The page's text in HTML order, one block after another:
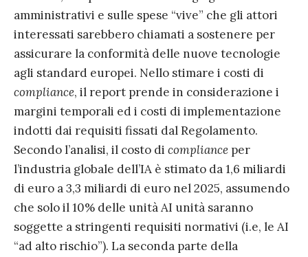
amministrativi e sulle spese “vive” che gli attori
interessati sarebbero chiamati a sostenere per
assicurare la conformità delle nuove tecnologie
agli standard europei. Nello stimare i costi di
compliance, il report prende in considerazione i
margini temporali ed i costi di implementazione
indotti dai requisiti fissati dal Regolamento.
Secondo l’analisi, il costo di compliance per
l’industria globale dell’IA è stimato da 1,6 miliardi
di euro a 3,3 miliardi di euro nel 2025, assumendo
che solo il 10% delle unità AI unità saranno
soggette a stringenti requisiti normativi (i.e, le AI
“ad alto rischio”). La seconda parte della